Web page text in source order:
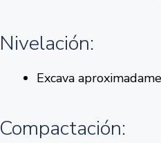
Nivelación:
Excava
Compactación: